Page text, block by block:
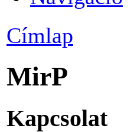
Címlap
MirP
Kapcsolat